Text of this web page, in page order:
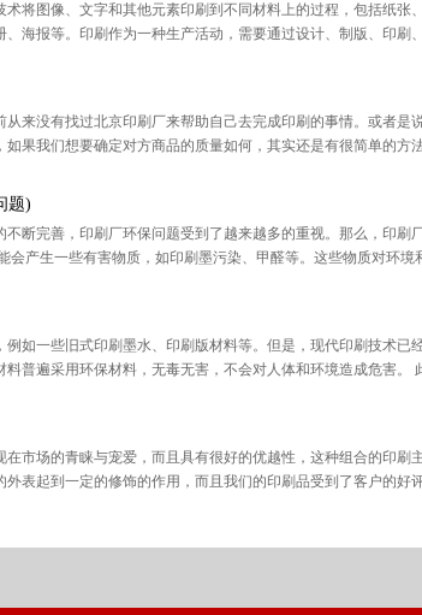
将图像、文字和其他元素印刷到不同材料上的过程，包括纸张
海报等。印刷作为一种生产活动，需要通过设计、制版、印刷、
没有找过北京印刷厂来帮助自己去完成印刷的事情。或者是
果我们想要确定对方商品的质量如何，其实还是有很简单的方法
题)
断完善，印刷厂环保问题受到了越来越多的重视。那么，印刷
产生一些有害物质，如印刷墨污染、甲醛等。这些物质对环境
如一些旧式印刷墨水、印刷版材料等。但是，现代印刷技术已
普遍采用环保材料，无毒无害，不会对人体和环境造成危害。
场的青睐与宠爱，而且具有很好的优越性，这种组合的印刷
表起到一定的修饰的作用，而且我们的印刷品受到了客户的好评